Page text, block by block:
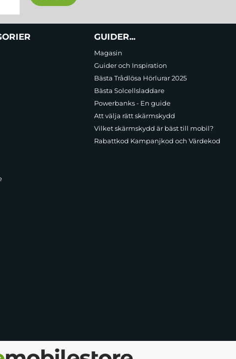
GUIDER...
Magasin
Guider och Inspiration
Bästa Trådlösa Hörlurar 2025
Bästa Solcellsladdare
Powerbanks - En guide
Att välja rätt skärmskydd
Vilket skärmskydd är bäst till mobil?
Rabattkod Kampanjkod och Värdekod